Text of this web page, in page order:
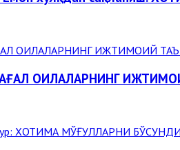
ОИЛАЛАРНИНГ